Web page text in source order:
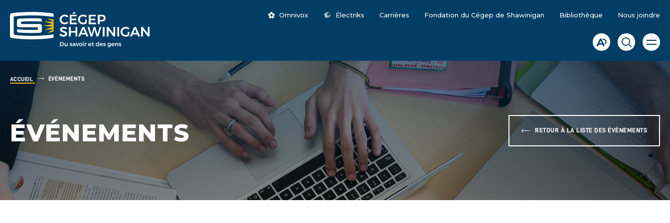
Omnivox Électriks Carrières Fondation du Cégep de Shawinigan Bibliothèque Nous joindre
Ouvrir
la
Ouvrir
la
Ouvrir
la
ACCUEIL ÉVÉNEMENTS
ÉVÉNEMENTS RETOUR À LA LISTE DES ÉVÉNEMENTS